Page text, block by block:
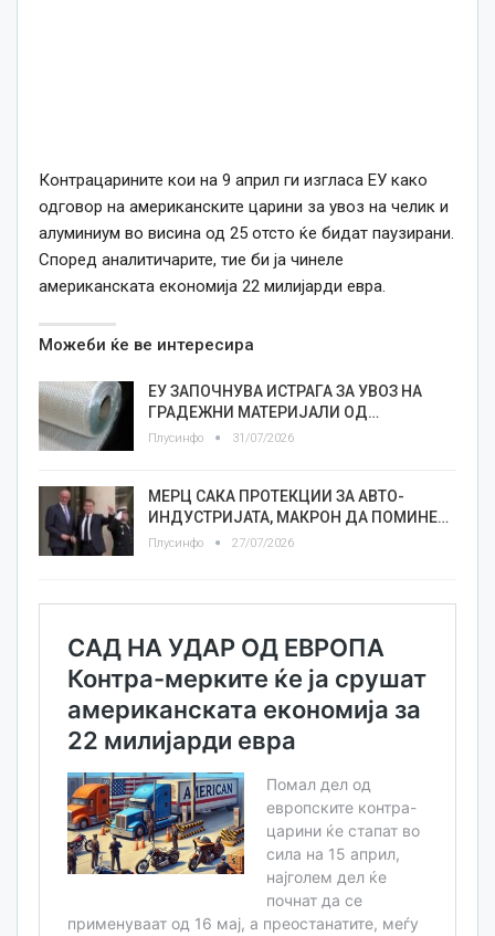
Контрацарините кои на 9 април ги изгласа ЕУ како
одговор на американските царини за увоз на челик и
алуминиум во висина од 25 отсто ќе бидат паузирани.
Според аналитичарите, тие би ја чинеле
американската економија 22 милијарди евра.
Можеби ќе ве интересира
ЕУ ЗАПОЧНУВА ИСТРАГА ЗА УВОЗ НА
ГРАДЕЖНИ МАТЕРИЈАЛИ ОД…
Плусинфо 31/07/2026
МЕРЦ САКА ПРОТЕКЦИИ ЗА АВТО-
ИНДУСТРИЈАТА, МАКРОН ДА ПОМИНЕ…
Плусинфо 27/07/2026